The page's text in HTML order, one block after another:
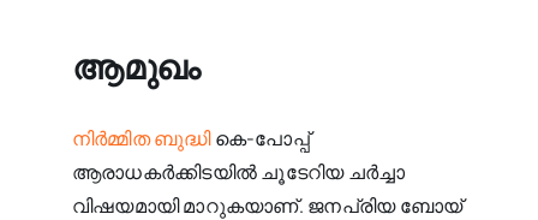
ആമുഖം
നിർമ്മിത ബുദ്ധികെ-പോപ്പ്
ആരാധകർക്കിടയിൽ ചൂടേറിയ ചർച്ചാ
വിഷയമായി മാറുകയാണ്. ജനപ്രിയ ബോയ്